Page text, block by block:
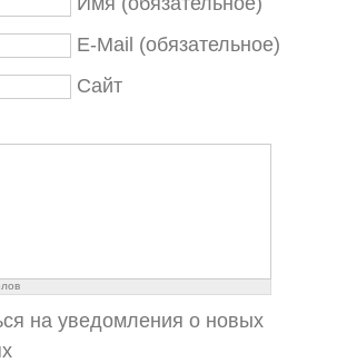
E-Mail (обязательное)
Сайт
на уведомления о новых